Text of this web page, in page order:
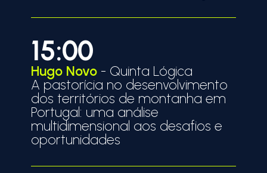
15:00
Hugo Novo - Quinta Lógica
A pastorícia no desenvolvimento
dos territórios de montanha em
Portugal: uma análise
multidimensional aos desafios e
oportunidades